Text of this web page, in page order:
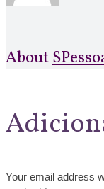
About
Your email address